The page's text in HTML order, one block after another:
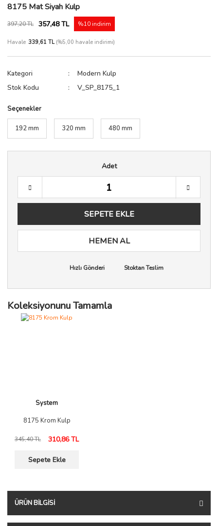
8175 Mat Siyah Kulp
397,20 TL 357,48 TL %10 indirim
Havale 339,61 TL(%5,00 havale indirimi)
Kategori
Modern Kulp
Stok Kodu
V_SP_8175_1
Seçenekler
192 mm 320 mm 480 mm
Adet
SEPETE EKLE
HEMEN AL
Hızlı Gönderi Stoktan Teslim
Koleksiyonunu Tamamla
System
8175 Krom Kulp
345,40 TL 310,86 TL
Sepete Ekle
ÜRÜN BILGISI